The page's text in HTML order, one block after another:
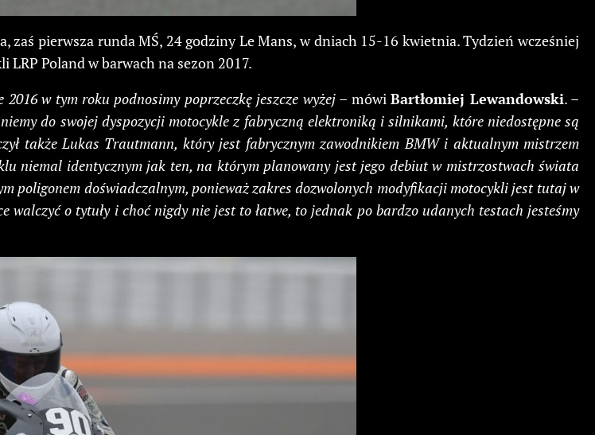
pierwsza runda MŚ, 24 godziny Le Mans, w dniach 15-16 kwietnia. Tydzień wcześniej
Poland w barwach na sezon 2017.
w tym roku podnosimy poprzeczkę jeszcze wyżej– mówiBartłomiej Lewandowski. –
do swojej dyspozycji motocykle z fabryczną elektroniką i silnikami, które niedostępne są
także Lukas Trautmann, który jest fabrycznym zawodnikiem BMW i aktualnym mistrzem
niemal identycznym jak ten, na którym planowany jest jego debiut w mistrzostwach świata
poligonem doświadczalnym, ponieważ zakres dozwolonych modyfikacji motocykli jest tutaj w
o tytuły i choć nigdy nie jest to łatwe, to jednak po bardzo udanych testach jesteśmy